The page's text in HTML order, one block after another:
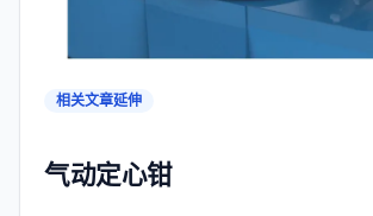
相关文章延伸
气动定心钳